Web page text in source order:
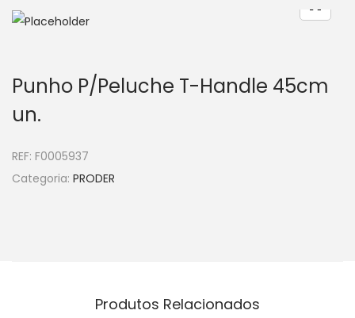
Punho P/Peluche T-Handle 45cm
un.
REF: F0005937
Categoria: PRODER
Produtos Relacionados